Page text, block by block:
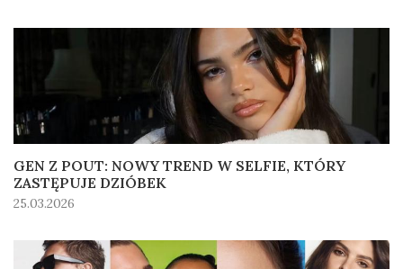
GEN Z POUT: NOWY TREND W SELFIE, KTÓRY
ZASTĘPUJE DZIÓBEK
25.03.2026